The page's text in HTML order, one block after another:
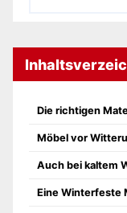
Die richtigen
Möbel vor
Auch bei kaltem
Eine Winterfeste